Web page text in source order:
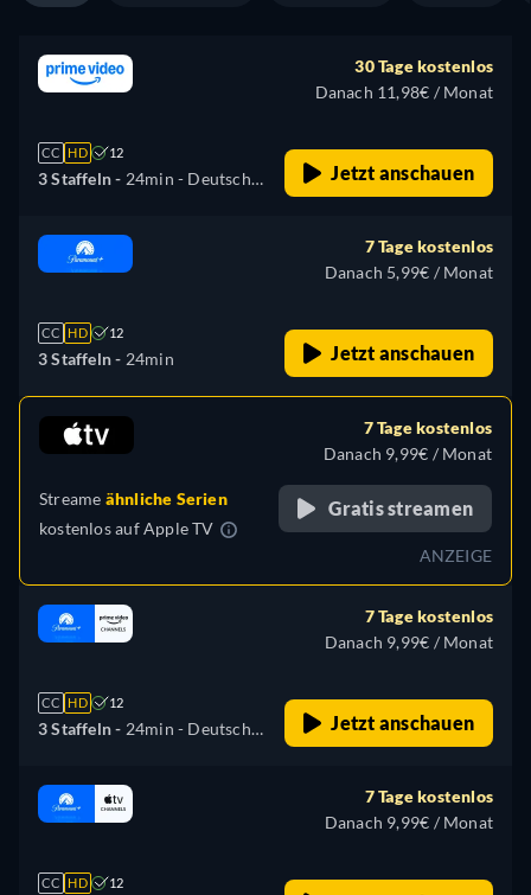
CC HD 12
3 Staffeln - 24min - Deutsch,
30 Tage kostenlos
Danach 11,98€ / Monat
Jetzt anschauen
CC HD 12
3 Staffeln - 24min
7 Tage kostenlos
Danach 5,99€ / Monat
Jetzt anschauen
Streame ähnliche Serien
kostenlos aufApple TV
7 Tage kostenlos
Danach 9,99€ / Monat
Gratis streamen
ANZEIGE
CC HD 12
3 Staffeln - 24min - Deutsch,
7 Tage kostenlos
Danach 9,99€ / Monat
Jetzt anschauen
CC HD 12
7 Tage kostenlos
Danach 9,99€ / Monat